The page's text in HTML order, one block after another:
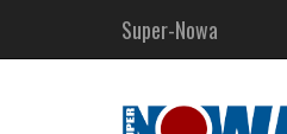
Super-Nowa